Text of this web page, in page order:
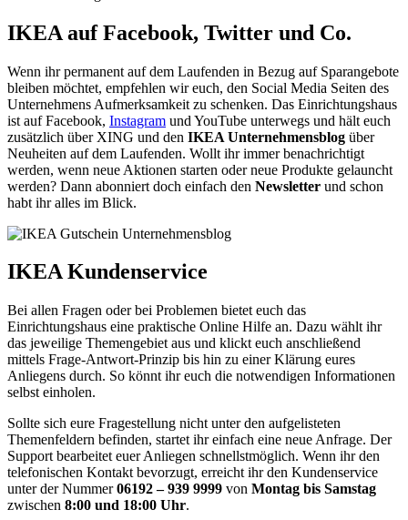
IKEA auf Facebook, Twitter und Co.
Wenn ihr permanent auf dem Laufenden in Bezug auf Sparangebote
bleiben möchtet, empfehlen wir euch, den Social Media Seiten des
Unternehmens Aufmerksamkeit zu schenken. Das Einrichtungshaus
ist auf Facebook, Instagram und YouTube unterwegs und hält euch
zusätzlich über XING und den IKEA Unternehmensblog über
Neuheiten auf dem Laufenden. Wollt ihr immer benachrichtigt
werden, wenn neue Aktionen starten oder neue Produkte gelauncht
werden? Dann abonniert doch einfach den Newsletter und schon
habt ihr alles im Blick.
IKEA Kundenservice
Bei allen Fragen oder bei Problemen bietet euch das
Einrichtungshaus eine praktische Online Hilfe an. Dazu wählt ihr
das jeweilige Themengebiet aus und klickt euch anschließend
mittels Frage-Antwort-Prinzip bis hin zu einer Klärung eures
Anliegens durch. So könnt ihr euch die notwendigen Informationen
selbst einholen.
Sollte sich eure Fragestellung nicht unter den aufgelisteten
Themenfeldern befinden, startet ihr einfach eine neue Anfrage. Der
Support bearbeitet euer Anliegen schnellstmöglich. Wenn ihr den
telefonischen Kontakt bevorzugt, erreicht ihr den Kundenservice
unter der Nummer06192 – 939 9999 von Montag bis Samstag
zwischen 8:00 und 18:00 Uhr.